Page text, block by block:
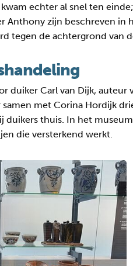
echter al snel ten
Anthony zijn beschreven
tegen de achtergrond van
duiker Carl van Dijk,
met Corina Hordijk
duikers thuis. In het
die versterkend werkt.